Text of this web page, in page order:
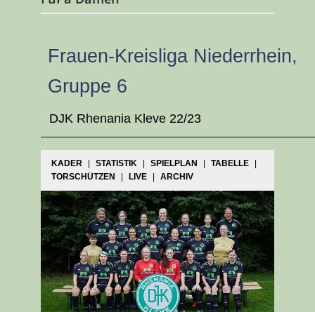
Frauen-Kreisliga Niederrhein,
Gruppe 6
DJK Rhenania Kleve 22/23
KADER STATISTIK SPIELPLAN TABELLE
TORSCHÜTZEN
LIVE ARCHIV